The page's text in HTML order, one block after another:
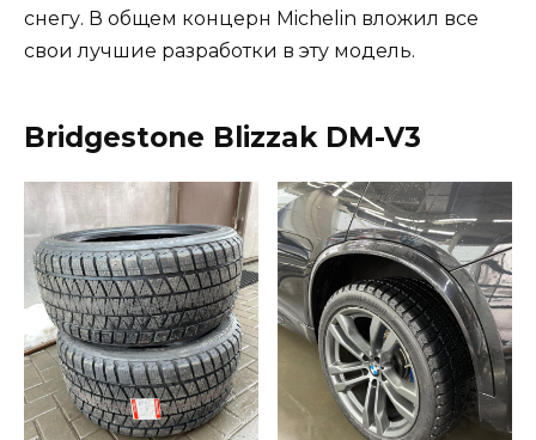
снегу. В общем концерн Michelin вложил все
свои лучшие разработки в эту модель.
Bridgestone Blizzak DM-V3